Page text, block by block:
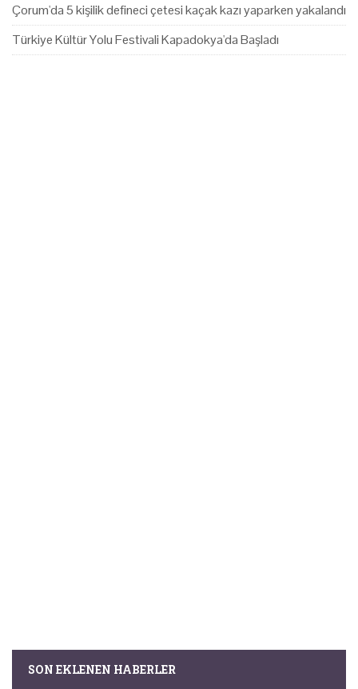
Çorum'da 5 kişilik defineci çetesi kaçak kazı yaparken yakalandı
Türkiye Kültür Yolu Festivali Kapadokya'da Başladı
SON EKLENEN HABERLER